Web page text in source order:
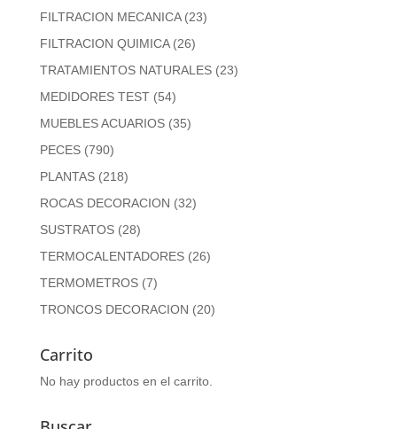
FILTRACION MECANICA (23)
FILTRACION QUIMICA (26)
TRATAMIENTOS NATURALES (23)
MEDIDORES TEST (54)
MUEBLES ACUARIOS (35)
PECES (790)
PLANTAS (218)
ROCAS DECORACION (32)
SUSTRATOS (28)
TERMOCALENTADORES (26)
TERMOMETROS (7)
TRONCOS DECORACION (20)
Carrito
No hay productos en el carrito.